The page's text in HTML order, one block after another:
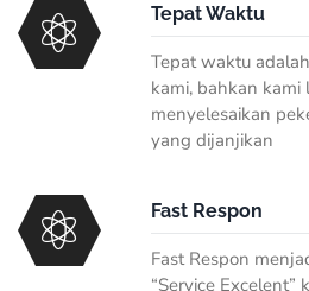
Tepat Waktu
Tepat waktu
kami, bahkan kami
menyelesaikan
yang dijanjikan
Fast Respon
Fast Respon
“Service Excelent”